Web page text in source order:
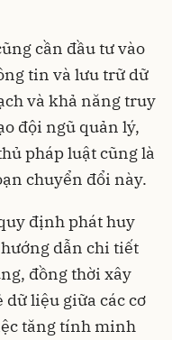
cần đầu tư vào
tin và lưu trữ dữ
và khả năng truy
đội ngũ quản lý,
pháp luật cũng là
chuyển đổi này.
định phát huy
dẫn chi tiết
đồng thời xây
dữ liệu giữa các cơ
tăng tính minh